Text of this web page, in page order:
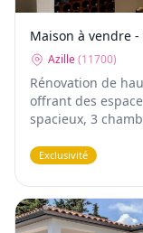
Maison à vendre -
Azille(11700)
Rénovation de
offrant des
spacieux, 3
Exclusivité